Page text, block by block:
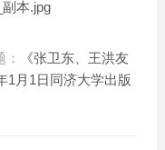
：
《张卫东、王洪友
1月1日同济大学出版